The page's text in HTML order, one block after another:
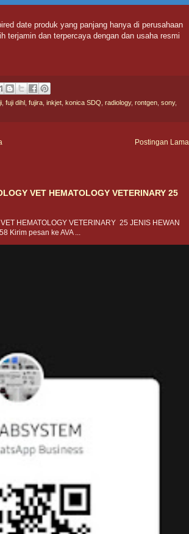
date produk yang panjang hanya di perusahaan
terjamin dan terpercaya dengan dan usaha resmi
fuji dihl fujira inkjet konica SDQ radiology, rontgen sony,
Postingan Lama
VET HEMATOLOGY VETERINARY 25
HEMATOLOGY VETERINARY 25 JENIS HEWAN
Kirim pesan ke AVA ...